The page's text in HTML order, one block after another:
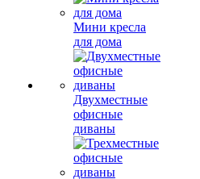
Мини кресла
для дома
Двухместные
офисные
диваны